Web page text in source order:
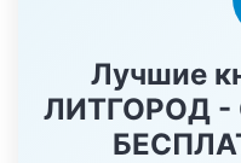
Лучшие
ЛИТГОРОД